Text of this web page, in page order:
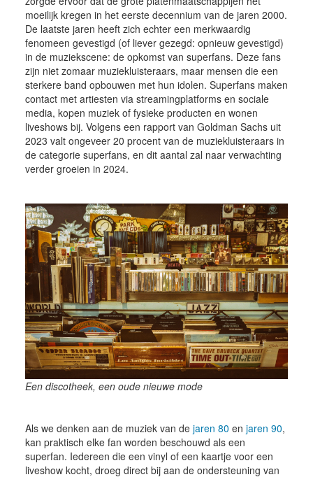
moeilijk kregen in het eerste decennium van de jaren 2000.
De laatste jaren heeft zich echter een merkwaardig
fenomeen gevestigd (of liever gezegd: opnieuw gevestigd)
in de muziekscene: de opkomst van superfans. Deze fans
zijn niet zomaar muziekluisteraars, maar mensen die een
sterkere band opbouwen met hun idolen. Superfans maken
contact met artiesten via streamingplatforms en sociale
media, kopen muziek of fysieke producten en wonen
liveshows bij. Volgens een rapport van Goldman Sachs uit
2023 valt ongeveer 20 procent van de muziekluisteraars in
de categorie superfans, en dit aantal zal naar verwachting
verder groeien in 2024.
Een discotheek, een oude nieuwe mode
Als we denken aan de muziek van de jaren 80 en jaren 90,
kan praktisch elke fan worden beschouwd als een
superfan. Iedereen die een vinyl of een kaartje voor een
liveshow kocht, droeg direct bij aan de ondersteuning van